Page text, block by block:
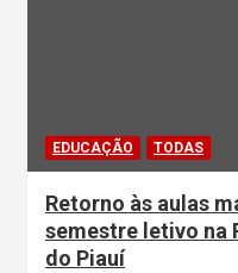
EDUCAÇÃO TODAS
Retorno às aulas
semestre letivo na
do Piauí